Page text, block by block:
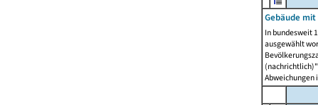
Gebäude
In bundesweit
ausgewählt
Abweichungen